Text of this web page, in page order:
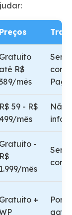
Preços
Gratuito
até R$
mês
Sem
com
Pago
R$ 59 - R$
499/mês
Não
Gratuito -
R$
1.999/mês
Sem
com
Gratuito +
Por